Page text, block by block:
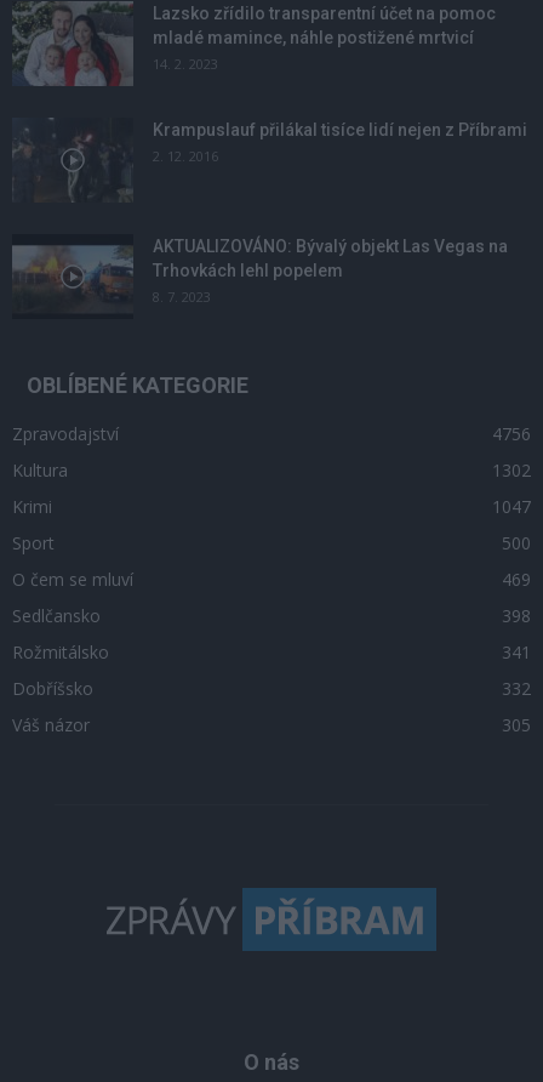
Lazsko zřídilo transparentní účet na pomoc
mladé mamince, náhle postižené mrtvicí
14. 2. 2023
Krampuslauf přilákal tisíce lidí nejen z Příbrami
2. 12. 2016
AKTUALIZOVÁNO: Bývalý objekt Las Vegas na
Trhovkách lehl popelem
8. 7. 2023
OBLÍBENÉ KATEGORIE
Zpravodajství
4756
Kultura
1302
Krimi
1047
Sport
500
O čem se mluví
469
Sedlčansko
398
Rožmitálsko
341
Dobříšsko
332
Váš názor
305
O nás